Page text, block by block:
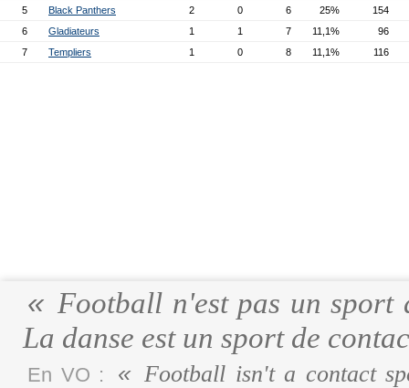
5
Black Panthers 2 0 6 25%
154
6
Gladiateurs 1 1 7 11,1%
96
7
Templiers 1 0 8 11,1% 116
Football n'est pas un sport
La danse est un sport de
En VO :
Football isn't a contact